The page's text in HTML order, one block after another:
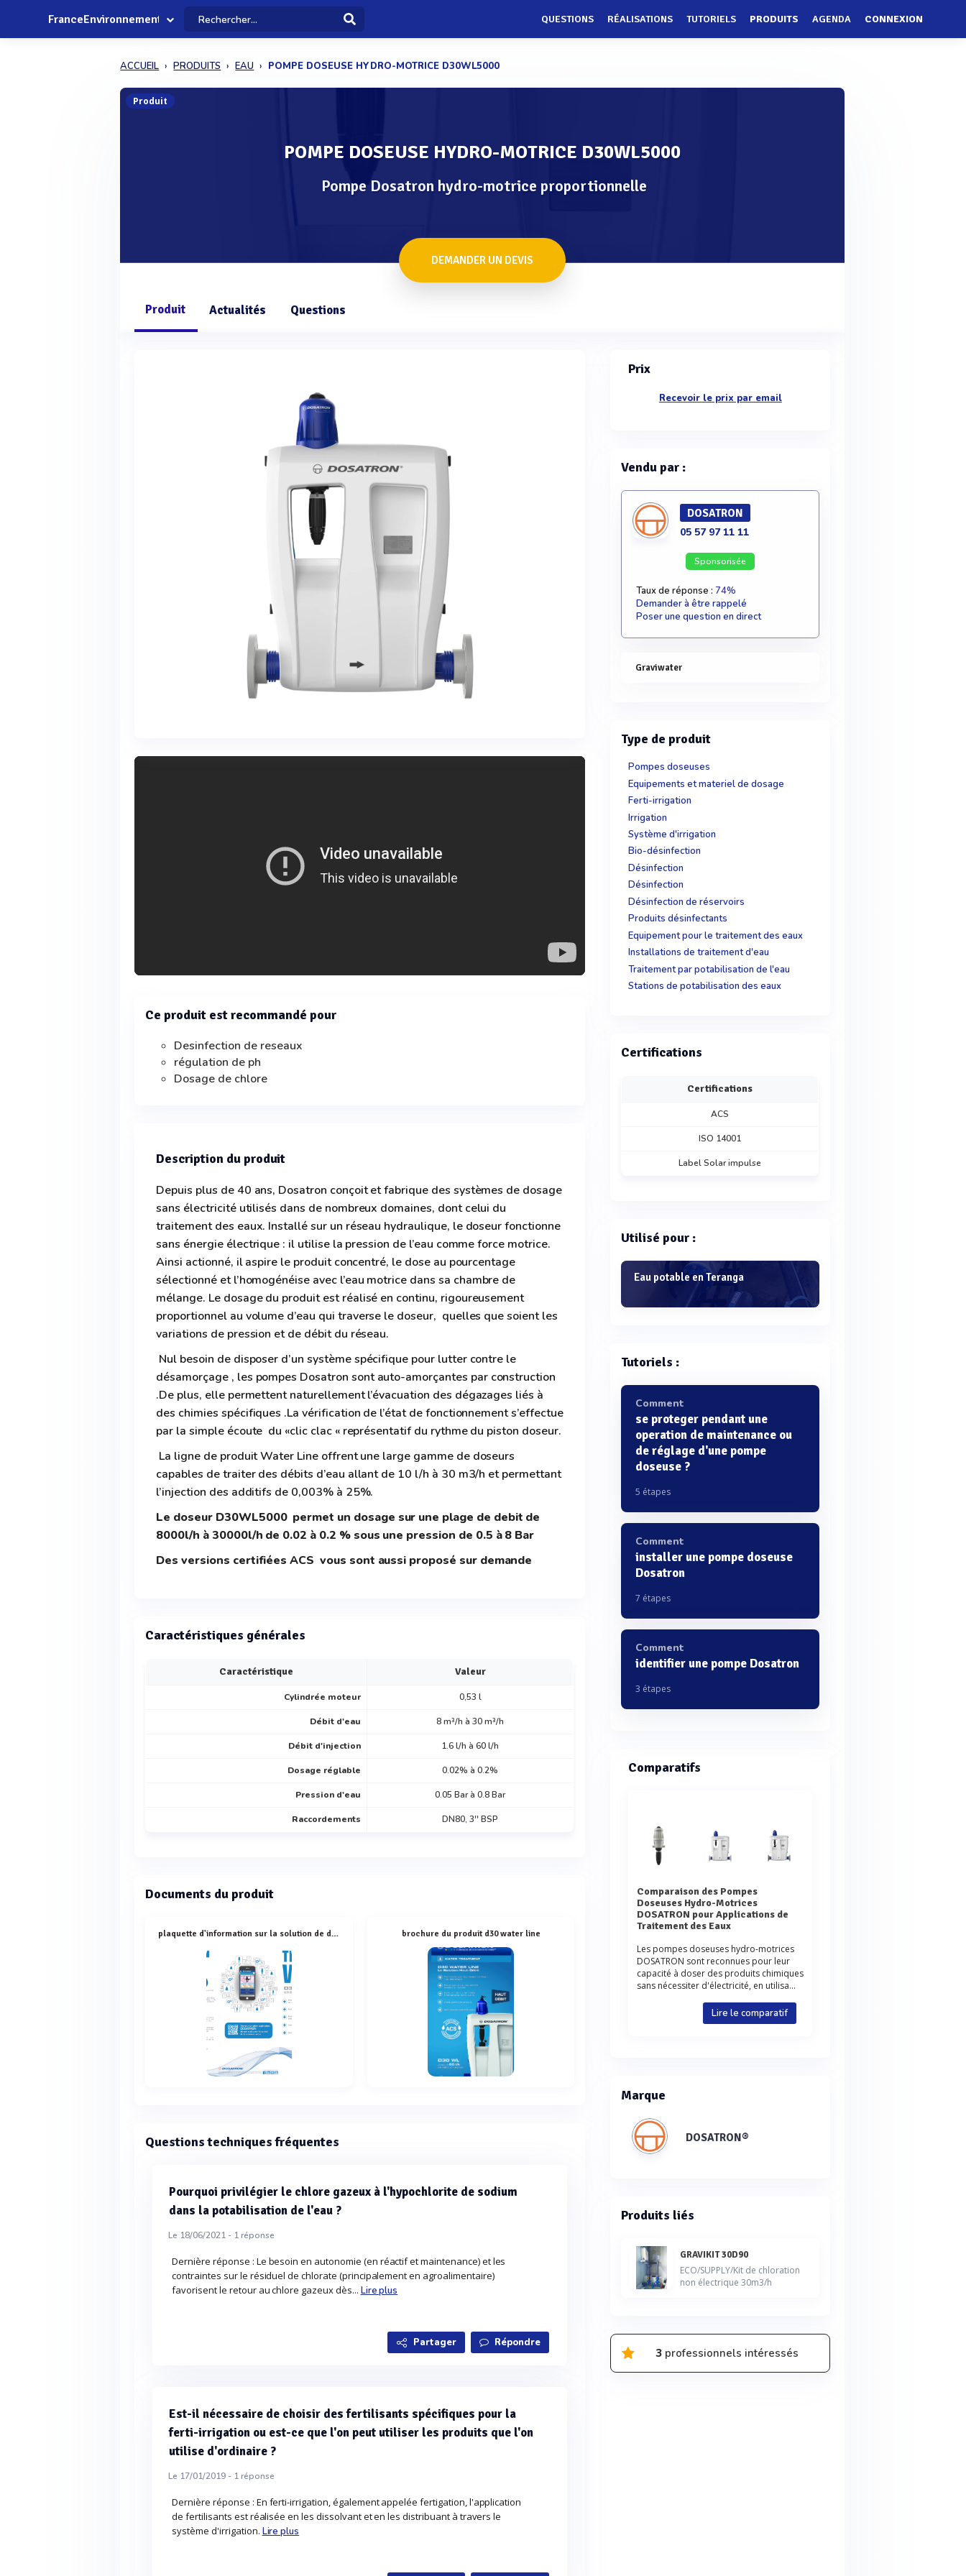
FranceEnvironnement QUESTIONS RÉALISATIONS TUTORIELS PRODUITS AGENDA CONNEXION
ACCUEIL PRODUITS EAU POMPE DOSEUSE HYDRO-MOTRICE D30WL5000
Produit
POMPE DOSEUSE HYDRO-MOTRICE D30WL5000
Pompe Dosatron hydro-motrice proportionnelle
DEMANDER UN DEVIS
Produit Actualités Questions
Ce produit est recommandé pour
Desinfection de reseaux
régulation de ph
Dosage de chlore
Description du produit
Depuis plus de 40 ans, Dosatron conçoit et fabrique des systèmes de dosage
sans électricité utilisés dans de nombreux domaines, dont celui du
traitement des eaux. Installé sur un réseau hydraulique, le doseur fonctionne
sans énergie électrique : il utilise la pression de l’eau comme force motrice.
Ainsi actionné, il aspire le produit concentré, le dose au pourcentage
sélectionné et l’homogénéise avec l’eau motrice dans sa chambre de
mélange. Le dosage du produit est réalisé en continu, rigoureusement
proportionnel au volume d’eau qui traverse le doseur, quelles que soient les
variations de pression et de débit du réseau.
Nul besoin de disposer d’un système spécifique pour lutter contre le
désamorçage , les pompes Dosatron sont auto-amorçantes par construction
.De plus, elle permettent naturellement l’évacuation des dégazages liés à
des chimies spécifiques .La vérification de l’état de fonctionnement s’effectue
par la simple écoute du «clic clac « représentatif du rythme du piston doseur.
La ligne de produit Water Line offrent une large gamme de doseurs
capables de traiter des débits d’eau allant de 10 l/h à 30 m3/h et permettant
l’injection des additifs de 0,003% à 25%.
Le doseur D30WL5000 permet un dosage sur une plage de debit de
8000l/h à 30000l/h de 0.02 à 0.2 % sous une pression de 0.5 à 8 Bar
Des versions certifiées ACS vous sont aussi proposé sur demande
Caractéristiques générales
Caractéristique Valeur
Cylindrée moteur 0,53 l
Débit d'eau 8 m³/h à 30 m³/h
Débit d'injection 1.6 l/h à 60 l/h
Dosage réglable 0.02% à 0.2%
Pression d'eau 0.05 Bar à 0.8 Bar
Raccordements DN80, 3'' BSP
Documents du produit
plaquette d'information sur la solution de dosage haut débit d30wl de dosatron brochure du produit d30 water line
Questions techniques fréquentes
Pourquoi privilégier le chlore gazeux à l'hypochlorite de sodium
dans la potabilisation de l'eau ?
Le 18/06/2021 - 1réponse
Dernière réponse : Le besoin en autonomie (en réactif et maintenance) et les
contraintes sur le résiduel de chlorate (principalement en agroalimentaire)
favorisent le retour au chlore gazeux dès... Lire plus
Partager Répondre
Est-il nécessaire de choisir des fertilisants spécifiques pour la
ferti-irrigation ou est-ce que l'on peut utiliser les produits que l'on
utilise d'ordinaire ?
Le 17/01/2019 - 1réponse
Dernière réponse : En ferti-irrigation, également appelée fertigation, l'application
de fertilisants est réalisée en les dissolvant et en les distribuant à travers le
système d'irrigation. Lire plus
Prix
Recevoir le prix par email
Vendu par :
DOSATRON
05 57 97 11 11
Sponsorisée
Taux de réponse :74%
Demander à être rappelé
Poser une question en direct
Graviwater
Type de produit
Pompes doseuses
Equipements et materiel de dosage
Ferti-irrigation
Irrigation
Système d'irrigation
Bio-désinfection
Désinfection
Désinfection
Désinfection de réservoirs
Produits désinfectants
Equipement pour le traitement des eaux
Installations de traitement d'eau
Traitement par potabilisation de l'eau
Stations de potabilisation des eaux
Certifications
Certifications
ACS
ISO 14001
Label Solar impulse
Utilisé pour :
Eau potable en Teranga
Tutoriels :
Comment
se proteger pendant une
operation de maintenance ou
de réglage d'une pompe
doseuse ?
5 étapes
Comment
installer une pompe doseuse
Dosatron
7 étapes
Comment
identifier une pompe Dosatron
3 étapes
Comparatifs
Comparaison des Pompes
Doseuses Hydro-Motrices
DOSATRON pour Applications de
Traitement des Eaux
Les pompes doseuses hydro-motrices
DOSATRON sont reconnues pour leur
capacité à doser des produits chimiques
sans nécessiter d'électricité, en utilisa...
Lire le comparatif
Marque
DOSATRON®
Produits liés
GRAVIKIT 30D90
ECO/SUPPLY/Kit de chloration
non électrique 30m3/h
3professionnels intéressés